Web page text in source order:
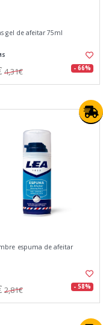
gel de afeitar 75ml
4,31€ - 66%
espuma de afeitar
2,81€ - 58%